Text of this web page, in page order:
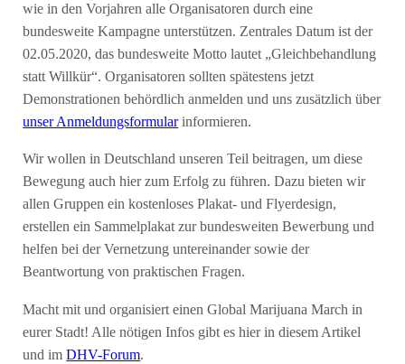
wie in den Vorjahren alle Organisatoren durch eine
bundesweite Kampagne unterstützen. Zentrales Datum ist der
02.05.2020, das bundesweite Motto lautet „Gleichbehandlung
statt Willkür“. Organisatoren sollten spätestens jetzt
Demonstrationen behördlich anmelden und uns zusätzlich über
unser Anmeldungsformularinformieren.
Wir wollen in Deutschland unseren Teil beitragen, um diese
Bewegung auch hier zum Erfolg zu führen. Dazu bieten wir
allen Gruppen ein kostenloses Plakat- und Flyerdesign,
erstellen ein Sammelplakat zur bundesweiten Bewerbung und
helfen bei der Vernetzung untereinander sowie der
Beantwortung von praktischen Fragen.
Macht mit und organisiert einen Global Marijuana March in
eurer Stadt! Alle nötigen Infos gibt es hier in diesem Artikel
und imDHV-Forum.